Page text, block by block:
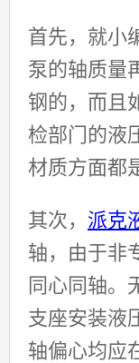
首先，就小
泵的轴质量
钢的，而且
检部门的液
材质方面都
其次， 派克
轴，由于非
同心同轴。
支座安装液
轴偏心均应